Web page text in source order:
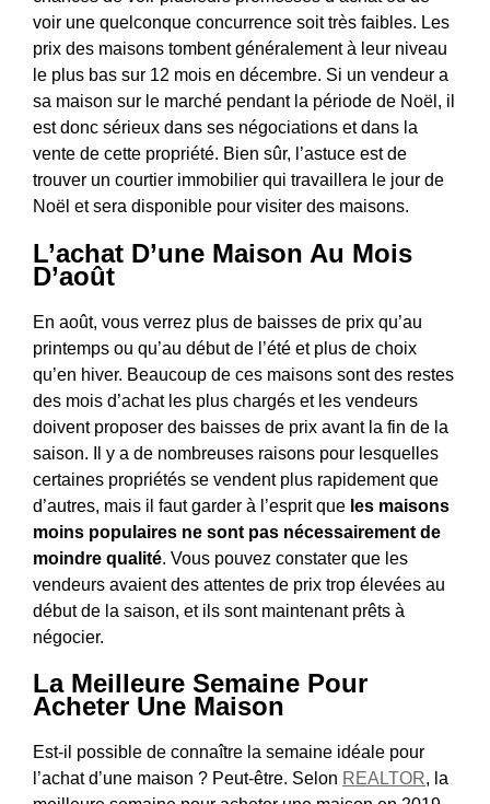
voir une quelconque concurrence soit très faibles. Les
prix des maisons tombent généralement à leur niveau
le plus bas sur 12 mois en décembre. Si un vendeur a
sa maison sur le marché pendant la période de Noël, il
est donc sérieux dans ses négociations et dans la
vente de cette propriété. Bien sûr, l’astuce est de
trouver un courtier immobilier qui travaillera le jour de
Noël et sera disponible pour visiter des maisons.
L’achat D’une Maison Au Mois
D’août
En août, vous verrez plus de baisses de prix qu’au
printemps ou qu’au début de l’été et plus de choix
qu’en hiver. Beaucoup de ces maisons sont des restes
des mois d’achat les plus chargés et les vendeurs
doivent proposer des baisses de prix avant la fin de la
saison. Il y a de nombreuses raisons pour lesquelles
certaines propriétés se vendent plus rapidement que
d’autres, mais il faut garder à l’esprit que les maisons
moins populaires ne sont pas nécessairement de
moindre qualité. Vous pouvez constater que les
vendeurs avaient des attentes de prix trop élevées au
début de la saison, et ils sont maintenant prêts à
négocier.
La Meilleure Semaine Pour
Acheter Une Maison
Est-il possible de connaître la semaine idéale pour
l’achat d’une maison ? Peut-être. Selon REALTOR, la